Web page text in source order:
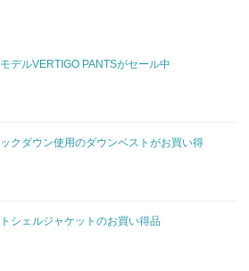
デルVERTIGO PANTSがセール中
クダウン使用のダウンベストがお買い得
シェルジャケットのお買い得品